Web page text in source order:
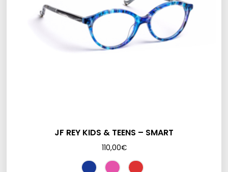
JF REY KIDS & TEENS – SMART
110,00€